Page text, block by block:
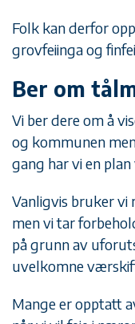
Folk kan derfor
grovfeiinga og
Ber om
Vi ber dere om å
og kommunen
gang har vi en
Vanligvis bruker vi
men vi tar
på grunn av
uvelkomne
Mange er opptatt